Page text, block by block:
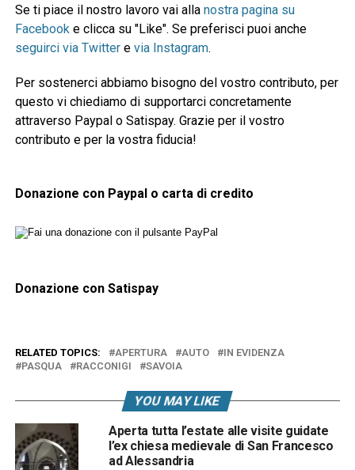
Se ti piace il nostro lavoro vai alla nostra pagina su
Facebooke clicca su "Like". Se preferisci puoi anche
seguirci via Twittere via Instagram.
Per sostenerci abbiamo bisogno del vostro contributo, per
questo vi chiediamo di supportarci concretamente
attraverso Paypal o Satispay. Grazie per il vostro
contributo e per la vostra fiducia!
Donazione con Paypal o carta di credito
Donazione con Satispay
RELATED TOPICS: APERTURA AUTO
IN EVIDENZA
PASQUA
RACCONIGI SAVOIA
YOU MAY LIKE
Aperta tutta l’estate alle visite guidate
l’ex chiesa medievale di San Francesco
ad Alessandria